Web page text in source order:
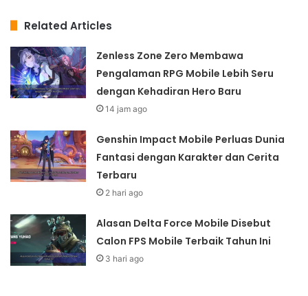
Related Articles
Zenless Zone Zero Membawa
Pengalaman RPG Mobile Lebih Seru
dengan Kehadiran Hero Baru
14 jam ago
Genshin Impact Mobile Perluas Dunia
Fantasi dengan Karakter dan Cerita
Terbaru
2 hari ago
Alasan Delta Force Mobile Disebut
Calon FPS Mobile Terbaik Tahun Ini
3 hari ago